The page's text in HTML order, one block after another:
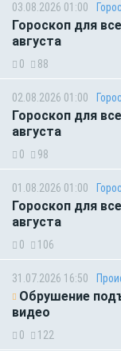
03.08.2026 01:00
Гороскоп для
августа
0 88
02.08.2026 01:00
Гороскоп для
августа
0 98
01.08.2026 01:00
Гороскоп для
августа
0 106
31.07.2026 16:50
Обрушение
видео
0 122